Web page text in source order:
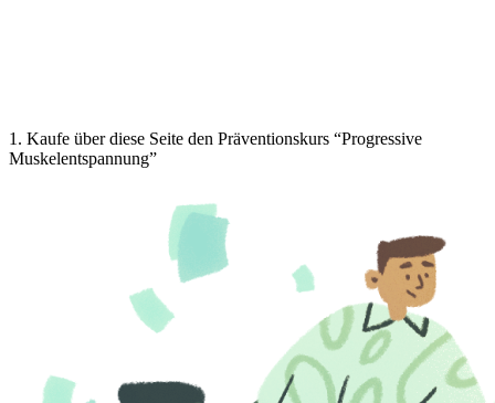
1. Kaufe über diese Seite den Präventionskurs “Progressive
Muskelentspannung”